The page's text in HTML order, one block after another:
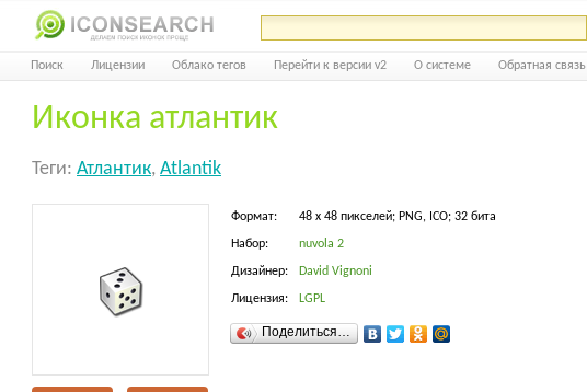
Поиск Лицензии Облако тегов Перейти к версии v2 О системе Обратная связь
Иконка атлантик
Теги: Атлантик, Atlantik
Формат: 48 x 48 пикселей; PNG, ICO; 32 бита
Набор: nuvola 2
Дизайнер: David Vignoni
Лицензия: LGPL
Поделиться…